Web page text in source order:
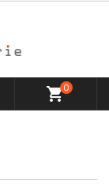
shopping_cart0